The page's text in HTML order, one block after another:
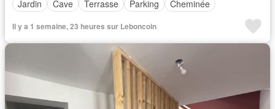
Jardin Cave Terrasse Parking Cheminée
Il y a 1 semaine, 23 heures sur Leboncoin